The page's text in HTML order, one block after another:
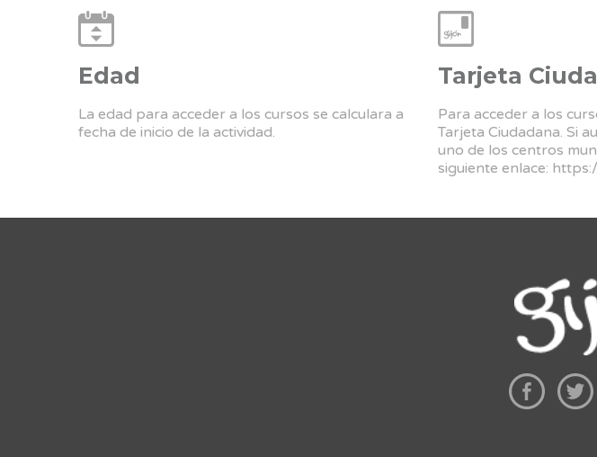
Edad
La edad para acceder a los cursos se calculara a
fecha de inicio de la actividad.
Tarjeta
Para acceder a los
Tarjeta Ciudadana. Si
uno de los centros
siguiente enlace: